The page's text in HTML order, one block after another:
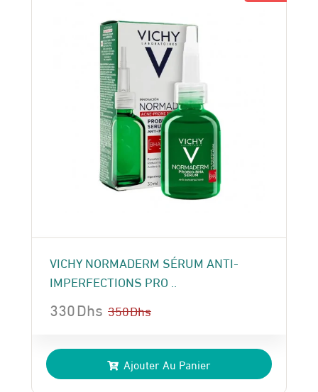
VICHY NORMADERM SÉRUM ANTI-
IMPERFECTIONS PRO ..
350Dhs
prix
initial
330Dhs
prix
actuel
Ajouter Au Panier